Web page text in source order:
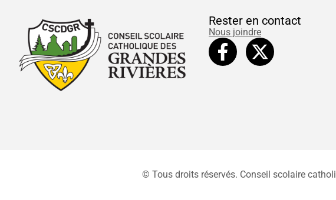
Rester en contact
Nous joindre
© Tous droits réservés. Conseil scolaire